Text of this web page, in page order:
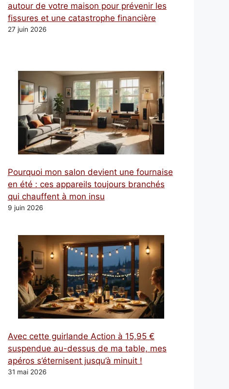
autour de votre maison pour prévenir les
fissures et une catastrophe financière
27 juin 2026
Pourquoi mon salon devient une fournaise
en été : ces appareils toujours branchés
qui chauffent à mon insu
9 juin 2026
Avec cette guirlande Action à 15,95 €
suspendue au-dessus de ma table, mes
apéros s’éternisent jusqu’à minuit !
31 mai 2026